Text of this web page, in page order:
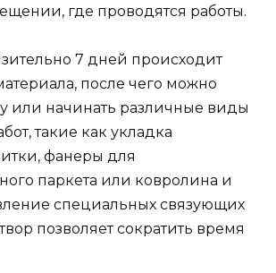
где проводятся работы.
7 дней происходит
после чего можно
или начинать различные виды
такие как укладка
фанеры для
паркета или ковролина и
специальных связующих
позволяет сократить время